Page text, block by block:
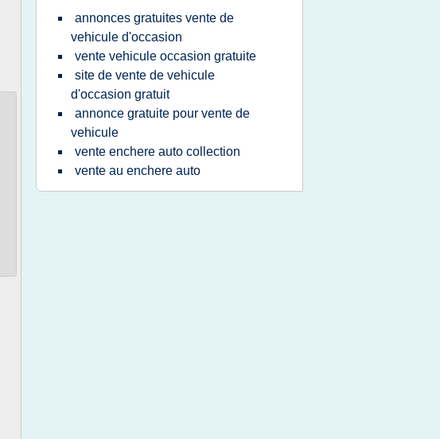
annonces gratuites vente de
vehicule d'occasion
vente vehicule occasion gratuite
site de vente de vehicule
d'occasion gratuit
annonce gratuite pour vente de
vehicule
vente enchere auto collection
vente au enchere auto